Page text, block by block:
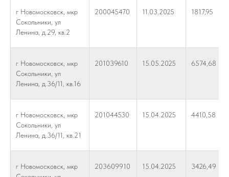
г Новомосковск, мкр
Сокольники, ул
Ленина, д.29, кв.2
200045470 11.03.2025 1817,95
г Новомосковск, мкр
Сокольники, ул
Ленина, д.36/11, кв.16
201039610 15.05.2025 6574,68
г Новомосковск, мкр
Сокольники, ул
Ленина, д.36/11, кв.21
201044530 15.04.2025 4410,58
г Новомосковск, мкр
203609910 15.04.2025 3426,49